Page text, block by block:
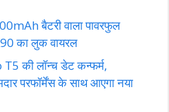
बैटरी वाला पावरफुल
का लुक वायरल
की लॉन्च डेट कन्फर्म,
परफॉर्मेंस के साथ आएगा नया